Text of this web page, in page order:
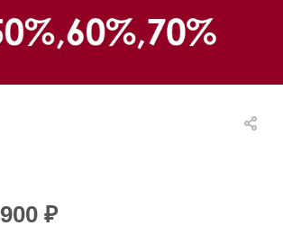
₽